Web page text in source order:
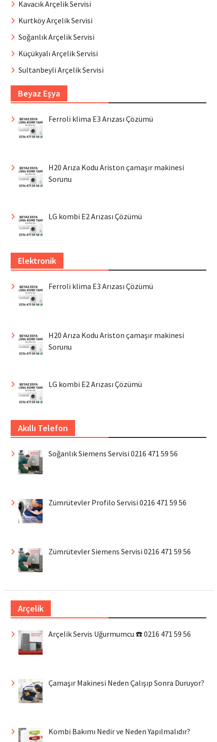
Kavacık Arçelik Servisi
Kurtköy Arçelik Servisi
Soğanlık Arçelik Servisi
Küçükyalı Arçelik Servisi
Sultanbeyli Arçelik Servisi
Beyaz Eşya
Ferroli klima E3 Arızası Çözümü
H20 Arıza Kodu Ariston çamaşır makinesi
Sorunu
LG kombi E2 Arızası Çözümü
Elektronik
Ferroli klima E3 Arızası Çözümü
H20 Arıza Kodu Ariston çamaşır makinesi
Sorunu
LG kombi E2 Arızası Çözümü
Akıllı Telefon
Soğanlık Siemens Servisi 0216 471 59 56
Zümrütevler Profilo Servisi 0216 471 59 56
Zümrütevler Siemens Servisi 0216 471 59 56
Arçelik
Arçelik Servis Uğurmumcu ☎️ 0216 471 59 56
Çamaşır Makinesi Neden Çalışıp Sonra Duruyor?
Kombi Bakımı Nedir ve Neden Yapılmalıdır?